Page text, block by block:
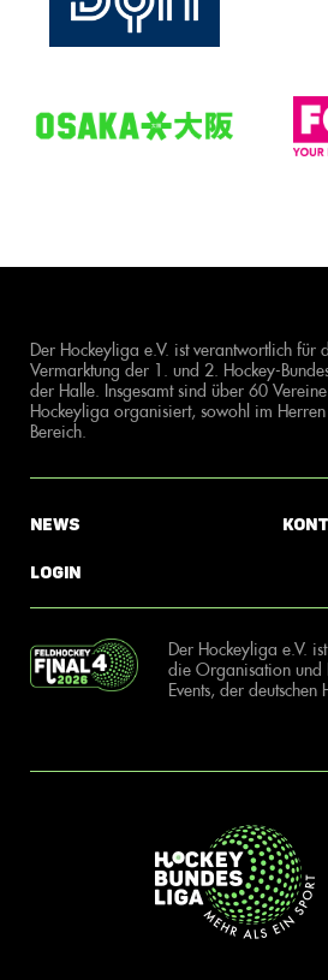
Der Hockeyliga e.V. ist verantwortlich für
Vermarktung der 1. und 2. Hockey-
der Halle. Insgesamt sind über 60
Hockeyliga organisiert, sowohl im
Bereich.
News
Login
Der Hockeyliga e.V.
die Organisation und
Events, der deutschen